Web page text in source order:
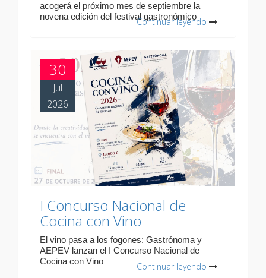
acogerá el próximo mes de septiembre la
novena edición del festival gastronómico
Continuar leyendo
30
Jul
2026
I Concurso Nacional de
Cocina con Vino
El vino pasa a los fogones: Gastrónoma y
AEPEV lanzan el I Concurso Nacional de
Cocina con Vino
Continuar leyendo